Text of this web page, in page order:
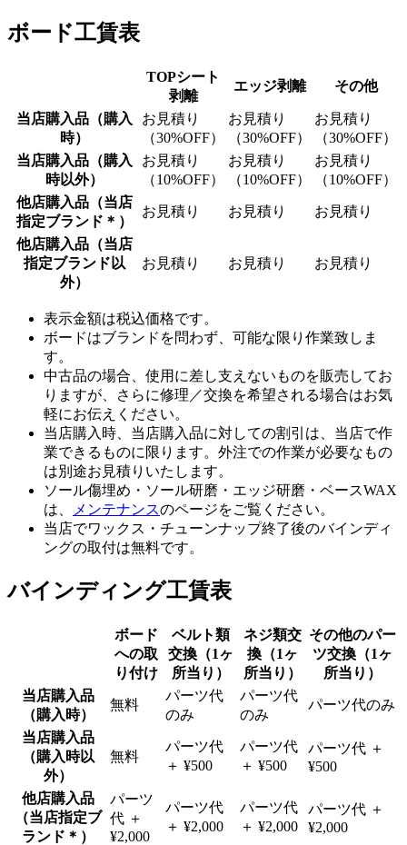
ボード工賃表
TOPシート
剥離
エッジ剥離 その他
当店購入品（購入
時）
お見積り
（30%OFF）
お見積り
（30%OFF）
お見積り
（30%OFF）
当店購入品（購入
時以外）
お見積り
（10%OFF）
お見積り
（10%OFF）
お見積り
（10%OFF）
他店購入品（当店
指定ブランド＊）
お見積り お見積り お見積り
他店購入品（当店
指定ブランド以
外）
お見積り お見積り お見積り
表示金額は税込価格です。
ボードはブランドを問わず、可能な限り作業致しま
す。
中古品の場合、使用に差し支えないものを販売してお
りますが、さらに修理／交換を希望される場合はお気
軽にお伝えください。
当店購入時、当店購入品に対しての割引は、当店で作
業できるものに限ります。外注での作業が必要なもの
は別途お見積りいたします。
ソール傷埋め・ソール研磨・エッジ研磨・ベースWAX
は、
メンテナンスのページをご覧ください。
当店でワックス・チューンナップ終了後のバインディ
ングの取付は無料です。
バインディング工賃表
ボード
への取
り付け
ベルト類
交換 （1ヶ
所当り）
ネジ類交
換（1ヶ
所当り）
その他のパー
ツ交換 （1ヶ
所当り）
当店購入品
（購入時）
無料
パーツ代
のみ
パーツ代
のみ
パーツ代のみ
当店購入品
（購入時以
外）
無料
パーツ代
＋ ¥500
パーツ代
＋ ¥500
パーツ代 ＋
¥500
他店購入品
（当店指定ブ
ランド＊）
パーツ
代 ＋
¥2,000
パーツ代
＋ ¥2,000
パーツ代
＋ ¥2,000
パーツ代 ＋
¥2,000